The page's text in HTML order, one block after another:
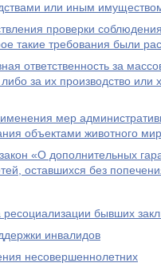
или иным
проверки
такие требования были
ответственность за
за их производство или
мер
объектами животного
«О дополнительных
оставшихся без
ресоциализации бывших
инвалидов
несовершеннолетних